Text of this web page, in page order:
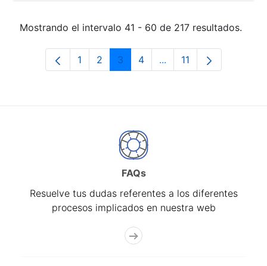
Mostrando el intervalo 41 - 60 de 217 resultados.
Página
1 Página
2 Página
3 Página
4 ...Páginas intermedias
Página
11
FAQs
Resuelve tus dudas referentes a los diferentes
procesos implicados en nuestra web